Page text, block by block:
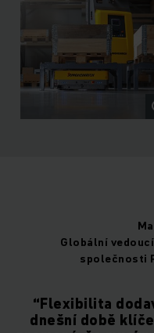
Globální
společnosti
“Flexibilita
dnešní době